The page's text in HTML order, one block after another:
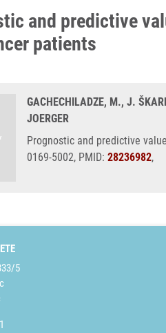
and predictive
patients
GACHECHILADZE, M., J.
JOERGER
Prognostic and predictive
0169-5002, PMID: 28236982,
5